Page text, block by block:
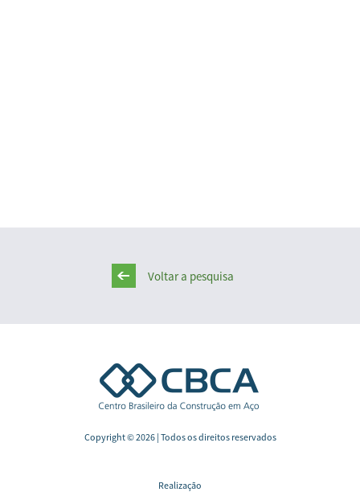
Voltar a pesquisa
Copyright © 2026 | Todos os direitos reservados
Realização